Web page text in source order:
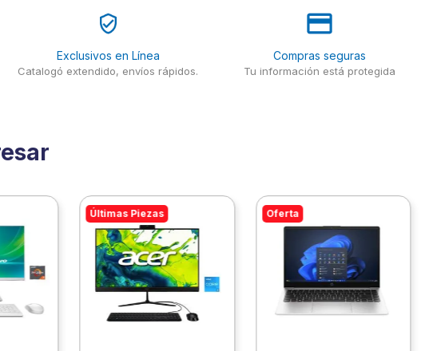
Exclusivos en Línea
Catalogó extendido, envíos rápidos.
Compras seguras
Tu información está protegida
Últimas Piezas Oferta